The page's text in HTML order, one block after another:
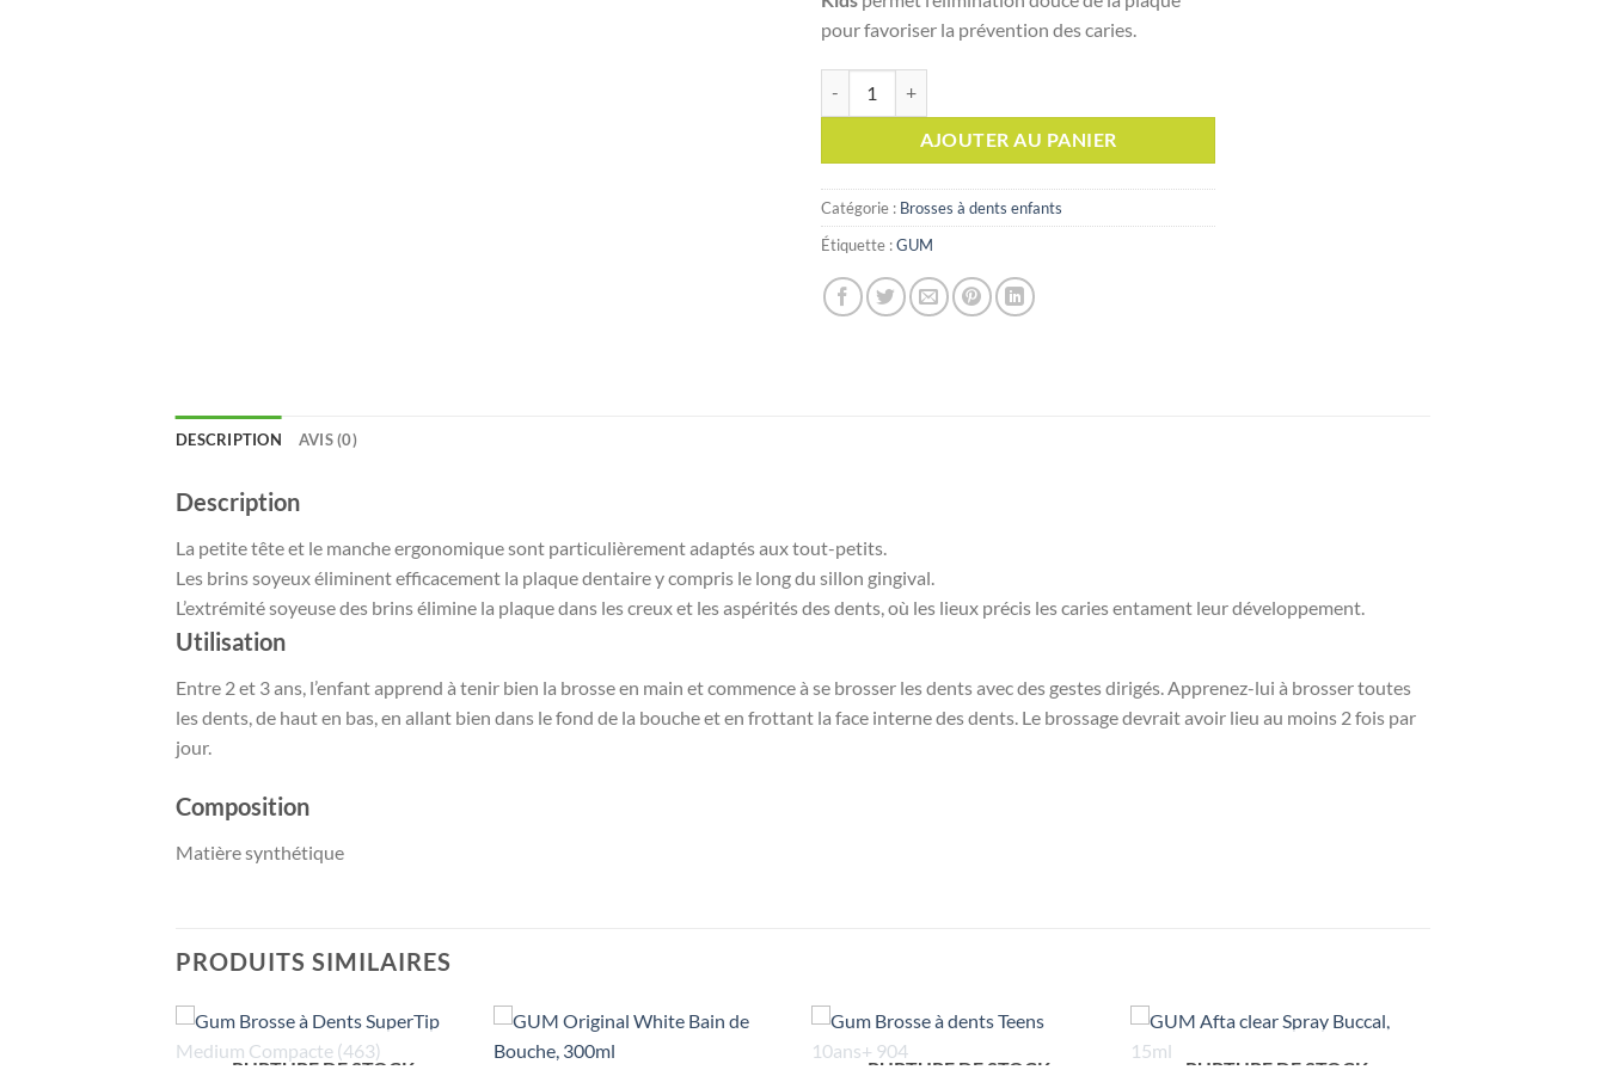
pour favoriser la prévention des caries.
AJOUTER AU PANIER
Catégorie : Brosses à dents enfants
Étiquette :GUM
DESCRIPTION AVIS (0)
Description
La petite tête et le manche ergonomique sont particulièrement adaptés aux tout-petits.
Les brins soyeux éliminent efficacement la plaque dentaire y compris le long du sillon gingival.
L’extrémité soyeuse des brins élimine la plaque dans les creux et les aspérités des dents, où les lieux précis les caries entament leur développement.
Utilisation
Entre 2 et 3 ans, l’enfant apprend à tenir bien la brosse en main et commence à se brosser les dents avec des gestes dirigés. Apprenez-lui à brosser toutes
les dents, de haut en bas, en allant bien dans le fond de la bouche et en frottant la face interne des dents. Le brossage devrait avoir lieu au moins 2 fois par
jour.
Composition
Matière synthétique
PRODUITS SIMILAIRES